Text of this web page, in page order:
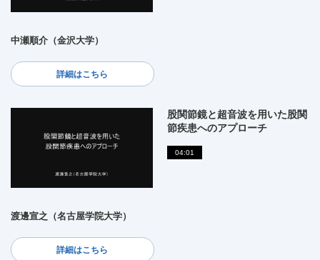
中瀬順介（金沢大学）
詳細はこちら
股関節鏡と超音波を用いた股関
節疾患へのアプローチ
04:01
渡邊宣之（名古屋学院大学）
詳細はこちら